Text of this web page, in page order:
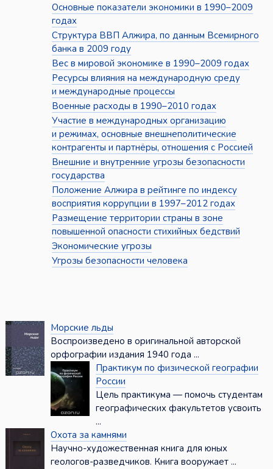
Основные показатели экономики в 1990–2009
годах
Структура ВВП Алжира, по данным Всемирного
банка в 2009 году
Вес в мировой экономике в 1990–2009 годах
Ресурсы влияния на международную среду
и международные процессы
Военные расходы в 1990–2010 годах
Участие в международных организацию
и режимах, основные внешнеполитические
контрагенты и партнёры, отношения с Россией
Внешние и внутренние угрозы безопасности
государства
Положение Алжира в рейтинге по индексу
восприятия коррупции в 1997–2012 годах
Размещение территории страны в зоне
повышенной опасности стихийных бедствий
Экономические угрозы
Угрозы безопасности человека
Морские льды
Воспроизведено в оригинальной авторской
орфографии издания 1940 года ...
Практикум по физической географии
России
Цель практикума — помочь студентам
географических факультетов усвоить
...
Охота за камнями
Научно-художественная книга для юных
геологов-разведчиков. Книга вооружает ...